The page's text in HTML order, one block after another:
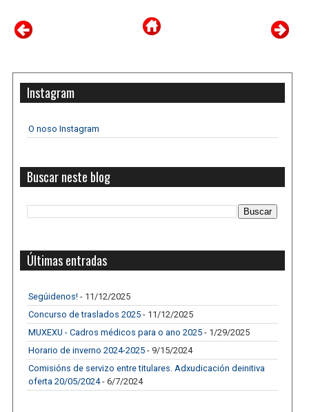
Instagram
O noso Instagram
Buscar neste blog
Últimas entradas
Segúidenos! - 11/12/2025
Concurso de traslados 2025 - 11/12/2025
MUXEXU - Cadros médicos para o ano 2025 - 1/29/2025
Horario de inverno 2024-2025 - 9/15/2024
Comisións de servizo entre titulares. Adxudicación deinitiva
oferta 20/05/2024- 6/7/2024